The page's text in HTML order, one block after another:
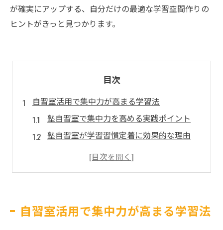
が確実にアップする、自分だけの最適な学習空間作りの
ヒントがきっと見つかります。
目次
自習室活用で集中力が高まる学習法
塾自習室で集中力を高める実践ポイント
塾自習室が学習習慣定着に効果的な理由
誘惑が少ない塾自習室の環境活用術
塾の自習室なら誘惑を断ち切れる理由
塾自習室が集中できる環境を作る仕組み
自習室活用で集中力が高まる学習法